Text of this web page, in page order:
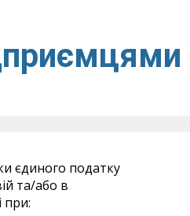
єдиного податку
та/або в
при: